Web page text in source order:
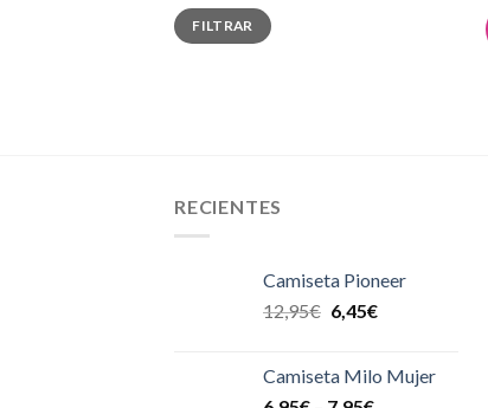
Precio
mínimo
Precio
máximo
FILTRAR
RECIENTES
Camiseta Pioneer
12,95€ 6,45€
Camiseta Milo Mujer